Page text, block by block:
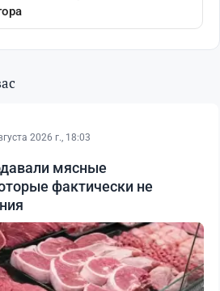
2026 г., 18:03
мясные
фактически не